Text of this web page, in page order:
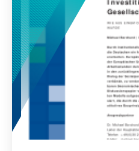
hergestellt und Trends
überraschen: Statt
müdigkeit sind die
Mitgliedschaft recht